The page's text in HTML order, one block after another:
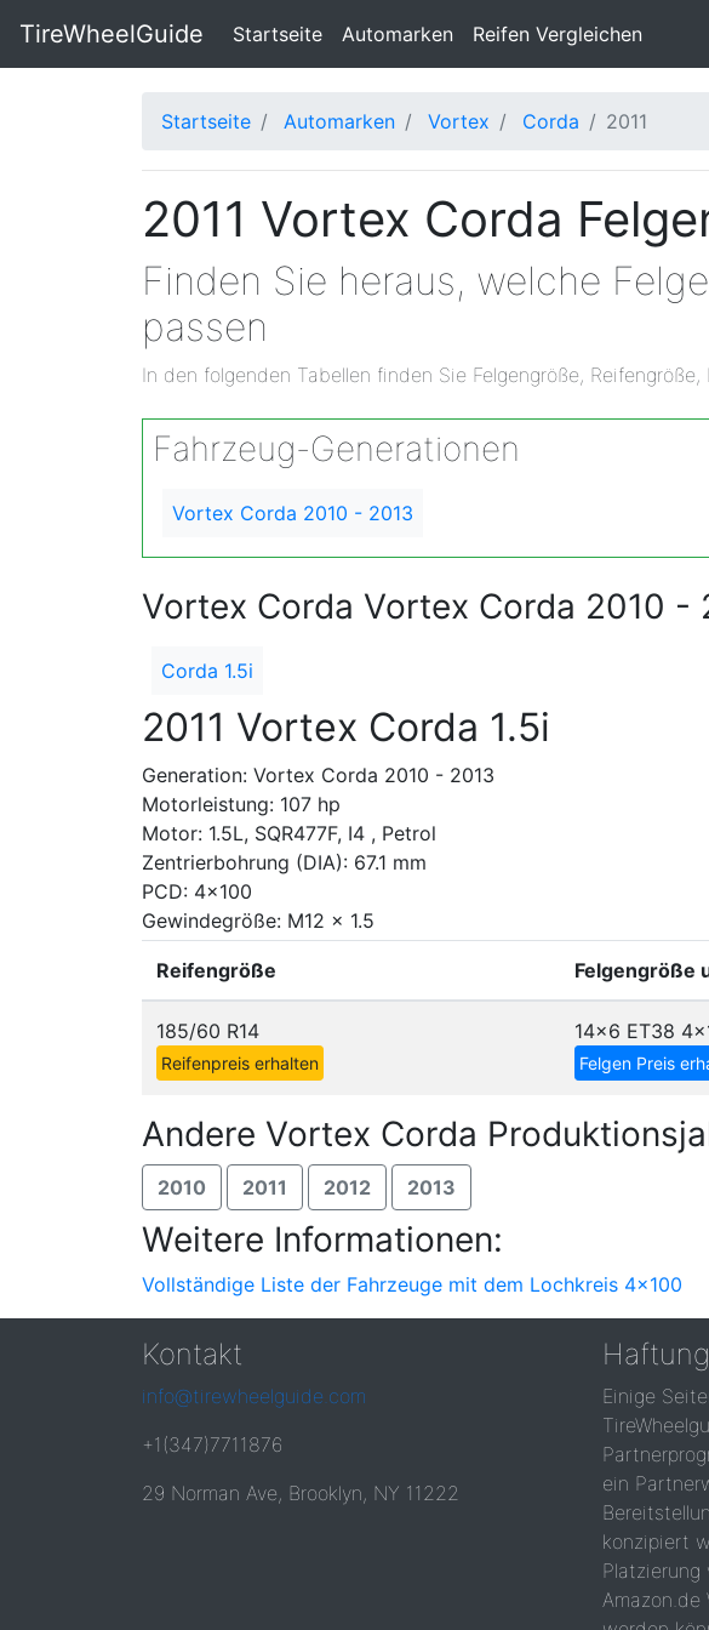
TireWheelGuide Startseite(current)
Automarken Reifen Vergleichen
Startseite Automarken Vortex Corda 2011
2011 Vortex Corda
Finden Sie heraus, welche
passen
In den folgenden Tabellen finden Sie Felgengröße,
Fahrzeug-Generationen
Vortex Corda 2010 - 2013
Vortex Corda Vortex Corda 2010 -
Corda 1.5i
2011 Vortex Corda 1.5i
Generation: Vortex Corda 2010 - 2013
Motorleistung: 107 hp
Motor: 1.5L, SQR477F, I4 , Petrol
Zentrierbohrung (DIA): 67.1 mm
PCD: 4x100
Gewindegröße: M12 x 1.5
Reifengröße Felgengröße
185/60 R14
Reifenpreis erhalten
14x6 ET38
Felgen Preis
Andere Vortex Corda
2010 2011 2012 2013
Weitere Informationen:
Vollständige Liste der Fahrzeuge mit dem Lochkreis 4x100
Kontakt
info@tirewheelguide.com
+1(347)7711876
29 Norman Ave, Brooklyn, NY 11222
Einige
ein
konzipiert
Platzierung